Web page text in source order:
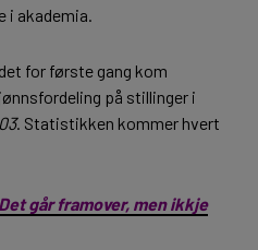
i akademia.
for første gang kom
på stillinger i
. Statistikken kommer hvert
går framover, men ikkje